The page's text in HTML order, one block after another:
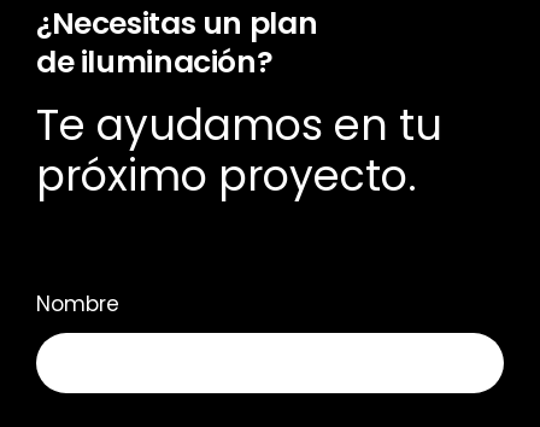
¿Necesitas un plan
de iluminación?
Te ayudamos en tu
próximo proyecto.
Nombre